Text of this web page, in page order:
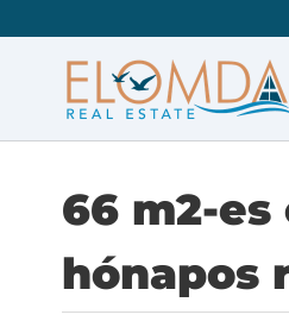
66 m2-
hónapos